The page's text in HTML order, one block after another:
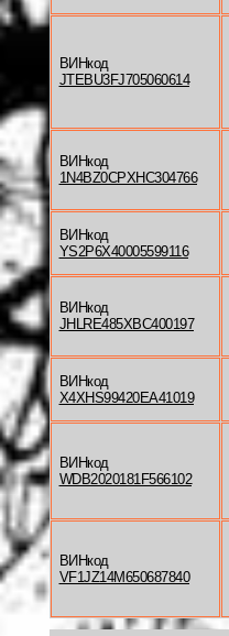
ВИНкод
JTEBU3FJ705060614
ВИНкод
1N4BZ0CPXHC304766
ВИНкод
YS2P6X40005599116
ВИНкод
JHLRE485XBC400197
ВИНкод
X4XHS99420EA41019
ВИНкод
WDB2020181F566102
ВИНкод
VF1JZ14M650687840